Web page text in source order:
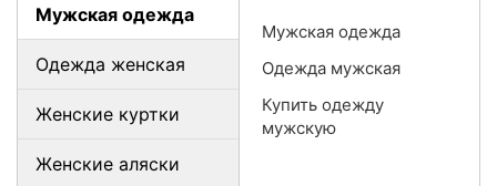
Мужская одежда
Одежда женская
Женские куртки
Женские аляски
Мужская одежда
Одежда мужская
Купить одежду
мужскую